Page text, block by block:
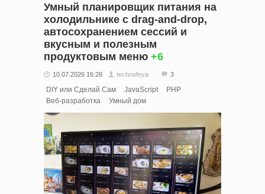
Умный планировщик питания на
холодильнике с drag-and-drop,
автосохранением сессий и
вкусным и полезным
продуктовым меню +6
10.07.2026 16:28 technofeya 3
DIY или Сделай Сам JavaScript
PHP
Веб-разработка
Умный дом